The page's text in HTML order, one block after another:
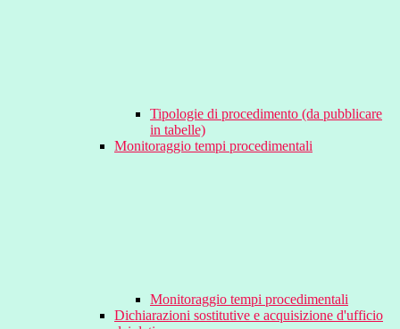
Tipologie di procedimento (da pubblicare
in tabelle)
Monitoraggio tempi procedimentali
Monitoraggio tempi procedimentali
Dichiarazioni sostitutive e acquisizione d'ufficio